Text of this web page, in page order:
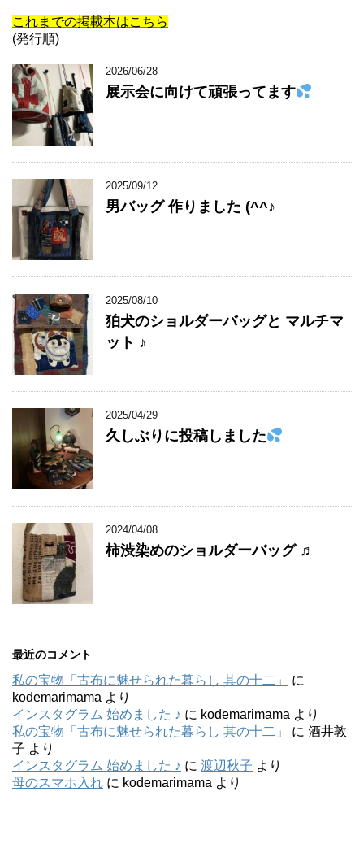
これまでの掲載本はこちら
(発行順)
2026/06/28
展示会に向けて頑張ってます
2025/09/12
男バッグ 作りました (^^♪
2025/08/10
狛犬のショルダーバッグと マルチマ
ット ♪
2025/04/29
久しぶりに投稿しました
2024/04/08
柿渋染めのショルダーバッグ ♬
最近のコメント
私の宝物「古布に魅せられた暮らし 其の十二」
に
kodemarimama より
インスタグラム 始めました ♪ に kodemarimama より
私の宝物「古布に魅せられた暮らし 其の十二」
に 酒井敦
子 より
インスタグラム 始めました ♪ に 渡辺秋子 より
母のスマホ入れ に kodemarimama より